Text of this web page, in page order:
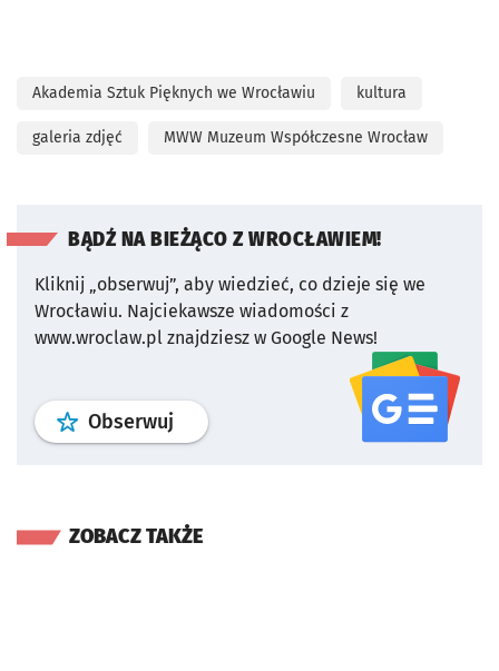
Akademia Sztuk Pięknych we Wrocławiu kultura
galeria zdjęć MWW Muzeum Współczesne Wrocław
BĄDŹ NA BIEŻĄCO Z WROCŁAWIEM!
Kliknij „obserwuj”, aby wiedzieć, co dzieje się we
Wrocławiu. Najciekawsze wiadomości z
www.wroclaw.pl znajdziesz w Google News!
Obserwuj profil serwisu
ZOBACZ TAKŻE